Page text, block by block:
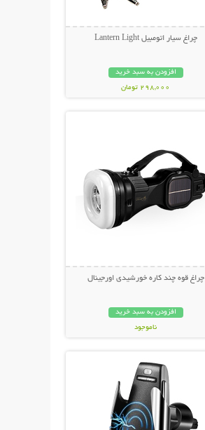
چراغ سیار اتومبیل Lantern Light
افزودن به سبد خرید
298,000 تومان
چراغ قوه چند کاره خورشیدی اورجینال
افزودن به سبد خرید
ناموجود